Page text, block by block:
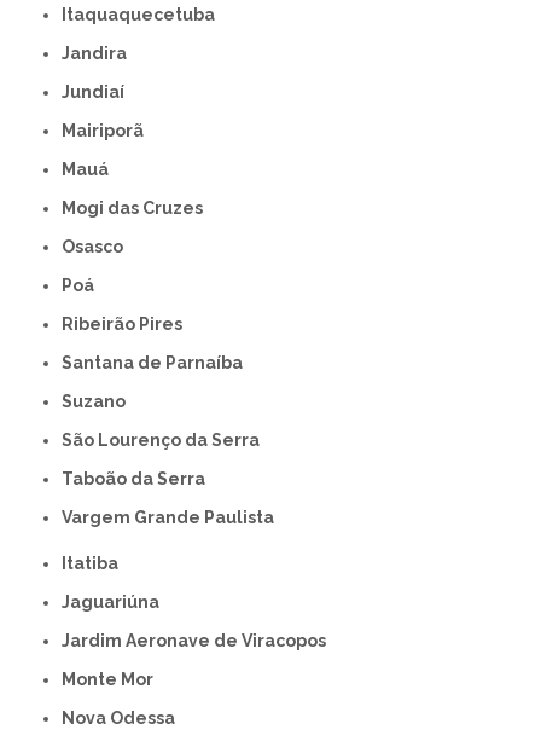
Itaquaquecetuba
Jandira
Jundiaí
Mairiporã
Mauá
Mogi das Cruzes
Osasco
Poá
Ribeirão Pires
Santana de Parnaíba
Suzano
São Lourenço da Serra
Taboão da Serra
Vargem Grande Paulista
Itatiba
Jaguariúna
Jardim Aeronave de Viracopos
Monte Mor
Nova Odessa